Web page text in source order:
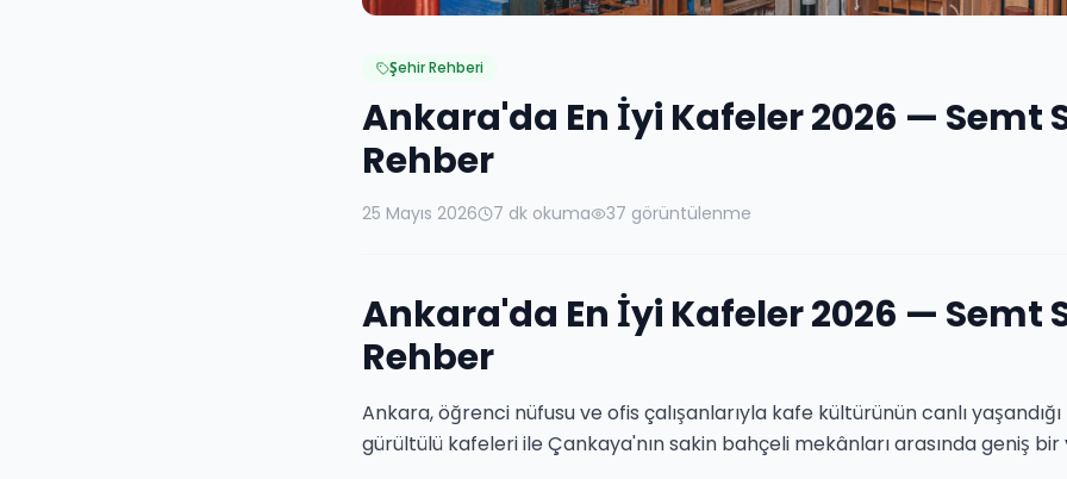
Şehir Rehberi
Ankara'da En İyi Kafeler 2026 — Semt
Rehber
25 Mayıs 2026 7 dk okuma 37 görüntülenme
Ankara'da En İyi Kafeler 2026 — Semt
Rehber
Ankara, öğrenci nüfusu ve ofis çalışanlarıyla kafe kültürünün canlı yaşandığı
gürültülü kafeleri ile Çankaya'nın sakin bahçeli mekânları arasında geniş